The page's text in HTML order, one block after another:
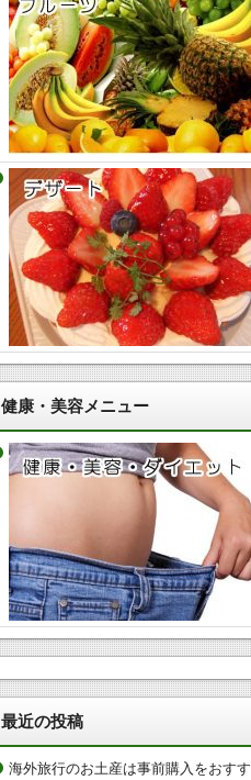
健康・美容メニュー
最近の投稿
海外旅行のお土産は事前購入をおすす